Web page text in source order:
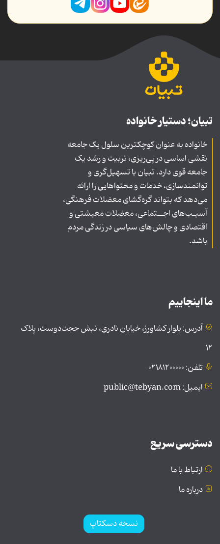
تبیان؛ دستیار خانواده
خانواده به عنوان کوچکترین سلول یک جامعه
نقشی اساسی در پی‌ریزی، تربیت و رشد یک
جامعه قوی دارد. تبیان با تسهیل‌گری و
توانمندسازی، خدمات و محتواهایی را ارائه
می‌دهد که بتواند گره‌گشای معضلات فرهنگی،
آسیـب‌های اجــتماعی، معضلات معیشتی و
اقتصادی و چالش‌های سیاسی در زندگی مردم
باشد.
ما اینجاییم
آدرس: بلوار کشاورز، خیابان نادری، نبش حجت‌دوست، پلاک
۱۲
تلفن: ۰۲۱۸۱۲۰۰۰۰۰
ایمیل: public@tebyan.com
دسترسی سریع
ارتباط با ما
درباره ما
نسخه دسکتاپ